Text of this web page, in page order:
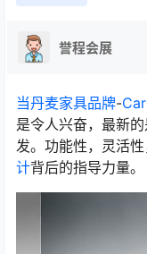
誉程会展
当丹麦家具品牌-
是令人兴奋，最新
发。功能性，灵活
计背后的指导力量。